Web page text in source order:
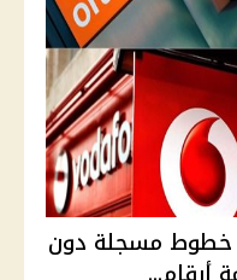
خطوط مسجلة دون